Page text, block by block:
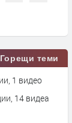
Горещи теми
– 309 публикации, 1 видео
– 3892 публикации, 14 видеа